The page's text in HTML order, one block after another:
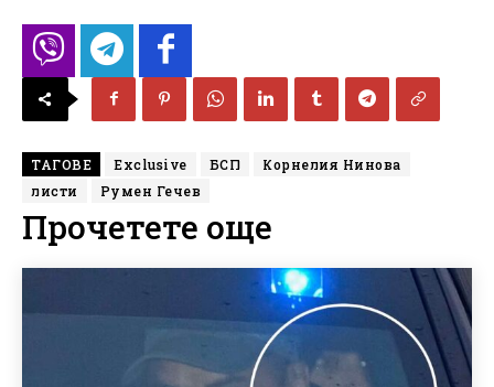
ТАГОВЕ Exclusive БСП
Корнелия Нинова
листи
Румен Гечев
Прочетете още